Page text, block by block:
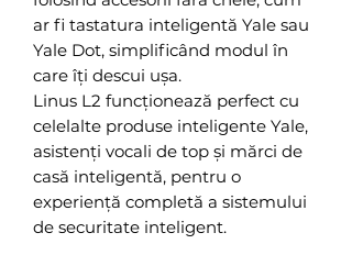
ar fi tastatura inteligentă Yale sau
Yale Dot, simplificând modul în
care îți descui ușa.
Linus L2 funcționează perfect cu
celelalte produse inteligente Yale,
asistenți vocali de top și mărci de
casă inteligentă, pentru o
experiență completă a sistemului
de securitate inteligent.